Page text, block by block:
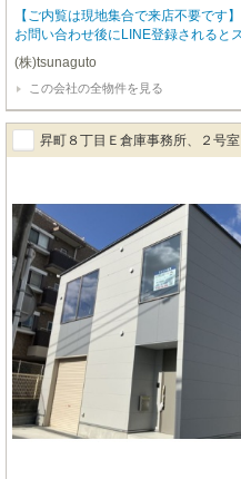
【ご内覧は現地集合で来店不要です
お問い合わせ後にLINE登録されると
詳細はお気軽にお問い合わせ下さい♪
(株)tsunaguto
この会社の全物件を見る
昇町８丁目Ｅ倉庫事務所、２号室